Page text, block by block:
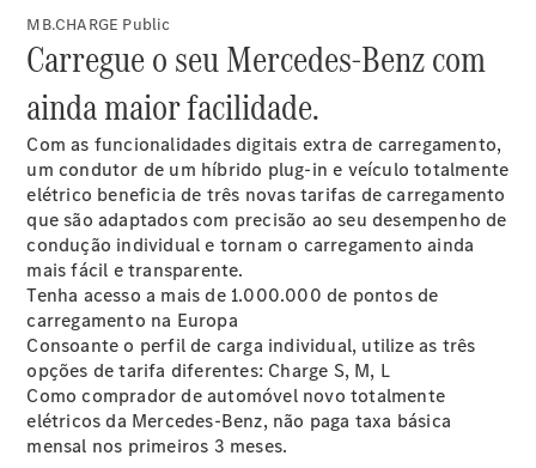
Modelos elétricos
Limousine
Todas as
Limousines
CLA
Elétrico
CLA
Classe C
Limousine
Classe C
Limousine
NovoElétrico
MB.CHARGE Public
Carregue o seu Mercedes-Benz com
ainda maior facilidade.
Com as funcionalidades digitais extra de carregamento,
um condutor de um híbrido plug-in e veículo totalmente
elétrico beneficia de três novas tarifas de carregamento
que são adaptados com precisão ao seu desempenho de
condução individual e tornam o carregamento ainda
mais fácil e transparente.
Tenha acesso a mais de 1.000.000 de pontos de
carregamento na Europa
Consoante o perfil de carga individual, utilize as três
opções de tarifa diferentes: Charge S, M, L
Como comprador de automóvel novo totalmente
elétricos da Mercedes-Benz, não paga taxa básica
mensal nos primeiros 3 meses.